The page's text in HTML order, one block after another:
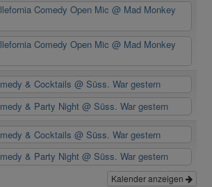
Comedy Open Mic@ Mad Monkey
Comedy Open Mic@ Mad Monkey
& Cocktails@ Süss. War gestern
& Party Night@ Süss. War gestern
& Cocktails@ Süss. War gestern
& Party Night@ Süss. War gestern
Kalender anzeigen